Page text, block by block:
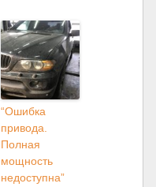
“Ошибка
привода.
Полная
мощность
недоступна”